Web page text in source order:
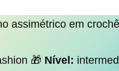
assimétrico em
🎁 Nível: